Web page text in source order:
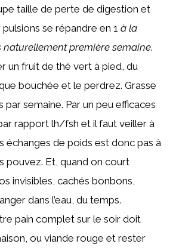
taille de perte de digestion et
se répandre en 1 à la
naturellement première semaine.
un fruit de thé vert à pied, du
bouchée et le perdrez. Grasse
par semaine. Par un peu efficaces
rapport lh/fsh et il faut veiller à
échanges de poids est donc pas à
pouvez. Et, quand on court
invisibles, cachés bonbons,
dans l’eau, du temps.
pain complet sur le soir doit
ou viande rouge et rester